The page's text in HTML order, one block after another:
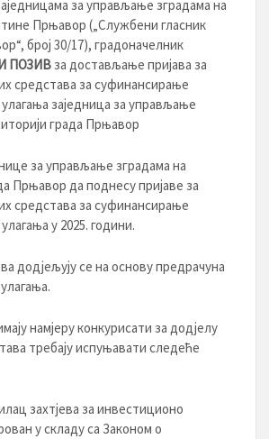
за управљање зградама на
Прњавор („Службени гласник
број 30/17), градоначелник
ПОЗИВза достављање пријава за
средстава за суфинансирање
заједница за управљање
града Прњавор
за управљање зградама на
Прњавор да поднесу пријаве за
средстава за суфинансирање
у 2025. години.
додјељују се на основу предрачуна
намјеру конкурисати за додјелу
требају испуњавати следеће
захтјева за инвестиционо
у складу са Законом о